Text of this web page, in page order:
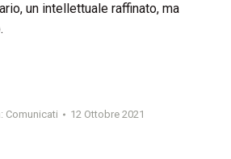
un intellettuale raffinato, ma
Comunicati 12 Ottobre 2021